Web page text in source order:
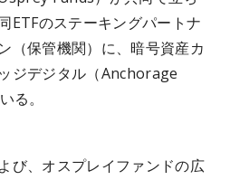
ETFのステーキングパートナ
（保管機関）に、暗号資産カ
ジデジタル（Anchorage
る。
び、オスプレイファンドの広